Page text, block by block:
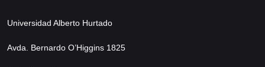
Universidad Alberto Hurtado
Avda. Bernardo O’Higgins 1825